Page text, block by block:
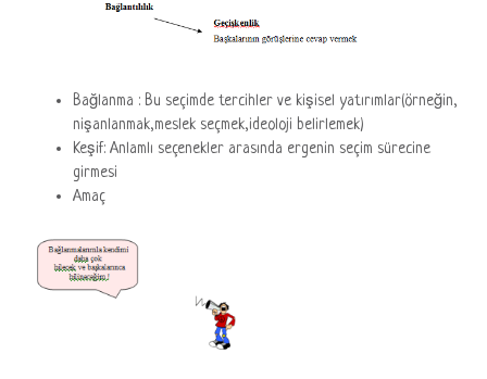
Bağlanma : Bu seçimde tercihler ve kişisel yatırımlar(örneğin,
nişanlanmak,meslek seçmek,ideoloji belirlemek)
Keşif: Anlamlı seçenekler arasında ergenin seçim sürecine
girmesi
Amaç